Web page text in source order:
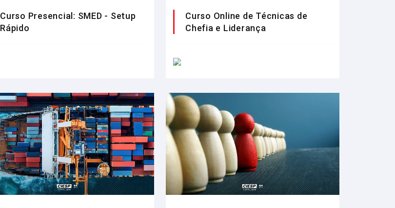
Curso Presencial: SMED - Setup
Rápido
Curso Online de Técnicas de
Chefia e Liderança